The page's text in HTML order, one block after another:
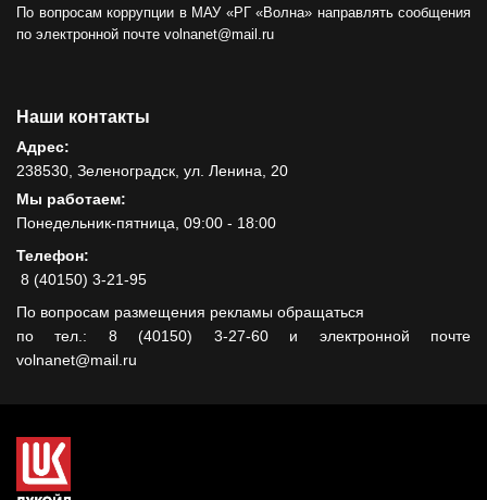
По вопросам коррупции в МАУ «РГ «Волна» направлять сообщения
по электронной почте volnanet@mail.ru
Наши контакты
Адрес:
238530, Зеленоградск, ул. Ленина, 20
Мы работаем:
Понедельник-пятница, 09:00 - 18:00
Телефон:
8 (40150) 3-21-95
По вопросам размещения рекламы обращаться
по тел.: 8 (40150) 3-27-60 и электронной почте
volnanet@mail.ru